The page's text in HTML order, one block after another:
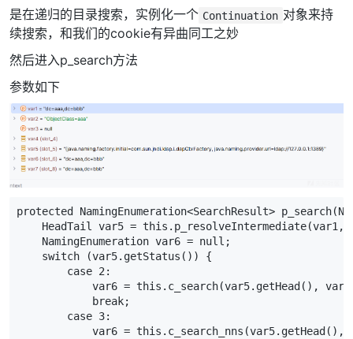
是在递归的目录搜索，实例化一个 Continuation 对象来持
续搜索，和我们的cookie有异曲同工之妙
然后进入p_search方法
参数如下
protected NamingEnumeration<SearchResult>
HeadTail var5 = this.p_resolveIntermediate(var1,
    NamingEnumeration var6 = null;
    switch (var5.getStatus()) {
        case 2:
var6 = this.c_search(var5.getHead(),
            break;
        case 3:
var6 = this.c_search_nns(var5.getHead(),